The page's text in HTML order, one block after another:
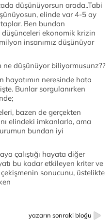
düşünüyorsun arada..Tabi
elinde var 4-5 ay
Ben bundan
ekonomik krizin
insanımız düşünüyor
düşünüyor biliyormusunz??
hayatımın neresinde hata
Bunlar sorgulanırken
bazen de gerçekten
elindeki imkanlarla, ama
bundan iyi
çalıştığı hayata diğer
bu kadar etkileyen kriter ve
sonucunu, üstelikte
yazarın sonraki bloğu